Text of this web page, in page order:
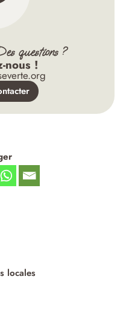
locales
questions ?
nous !